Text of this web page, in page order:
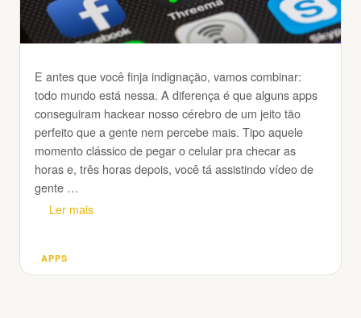
E antes que você finja indignação, vamos combinar:
todo mundo está nessa. A diferença é que alguns apps
conseguiram hackear nosso cérebro de um jeito tão
perfeito que a gente nem percebe mais. Tipo aquele
momento clássico de pegar o celular pra checar as
horas e, três horas depois, você tá assistindo vídeo de
gente …
Ler mais
Categorias
APPS